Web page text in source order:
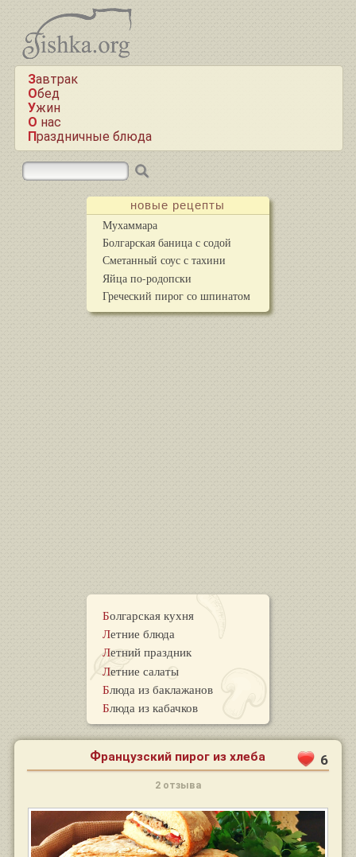
Завтрак
Обед
Ужин
О нас
Праздничные блюда
новые рецепты
Мухаммара
Болгарская баница с содой
Сметанный соус с тахини
Яйца по-родопски
Греческий пирог со шпинатом
Болгарская кухня
Летние блюда
Летний праздник
Летние салаты
Блюда из баклажанов
Блюда из кабачков
Французский пирог из хлеба 6
2 отзыва